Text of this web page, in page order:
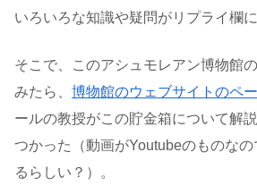
いろいろな知識や疑問がリプライ欄に
そこで、このアシュモレアン博物館
みたら、 博物館のウェブサイトのペ
ールの教授がこの貯金箱について解
つかった（動画がYoutubeのものな
るらしい？）。